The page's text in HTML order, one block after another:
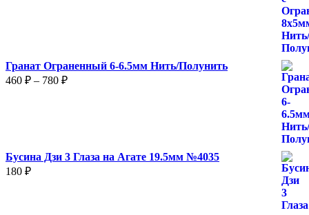
Гранат Ограненный 6-6.5мм Нить/Полунить
460 ₽ – 780 ₽Диапазон
Бусина Дзи 3 Глаза на Агате 19.5мм №4035
180 ₽